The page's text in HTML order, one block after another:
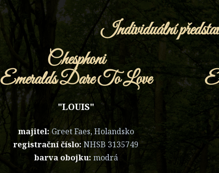
Individuální
Chesphoni
Emeralds Dare To Love
"LOUIS"
majitel:Greet Faes, Holandsko
registrační číslo: NHSB 3135749
barva obojku: modrá